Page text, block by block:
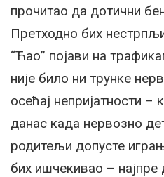
прочитао да дотични
Претходно бих
“Ћао” појави на
није било ни трунке
осећај непријатности
данас када нервозно
родитељи допусте
бих ишчекивао –